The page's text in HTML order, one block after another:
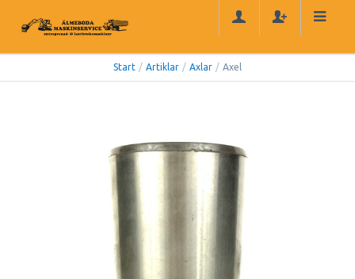
Start / Artiklar / Axlar / Axel